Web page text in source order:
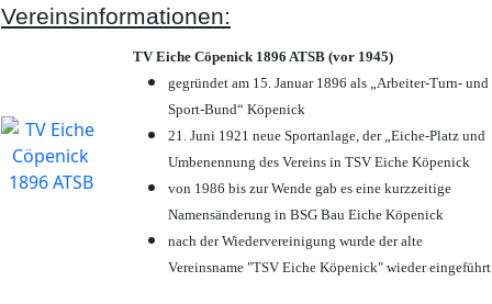
Vereinsinformationen:
TV Eiche Cöpenick 1896 ATSB (vor 1945)
gegründet am 15. Januar 1896 als „Arbeiter-Turn- und
Sport-Bund“ Köpenick
21. Juni 1921 neue Sportanlage, der „Eiche-Platz und
Umbenennung des Vereins in TSV Eiche Köpenick
von 1986 bis zur Wende gab es eine kurzzeitige
Namensänderung in BSG Bau Eiche Köpenick
nach der Wiedervereinigung wurde der alte
Vereinsname "TSV Eiche Köpenick" wieder eingeführt